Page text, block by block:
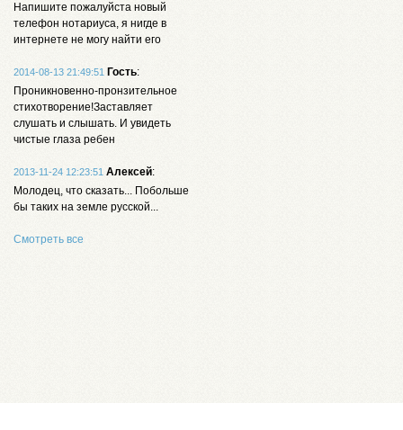
Напишите пожалуйста новый
телефон нотариуса, я нигде в
интернете не могу найти его
2014-08-13 21:49:51 Гость:
Проникновенно-пронзительное
стихотворение!Заставляет
слушать и слышать. И увидеть
чистые глаза ребен
2013-11-24 12:23:51 Алексей:
Молодец, что сказать... Побольше
бы таких на земле русской...
Смотреть все